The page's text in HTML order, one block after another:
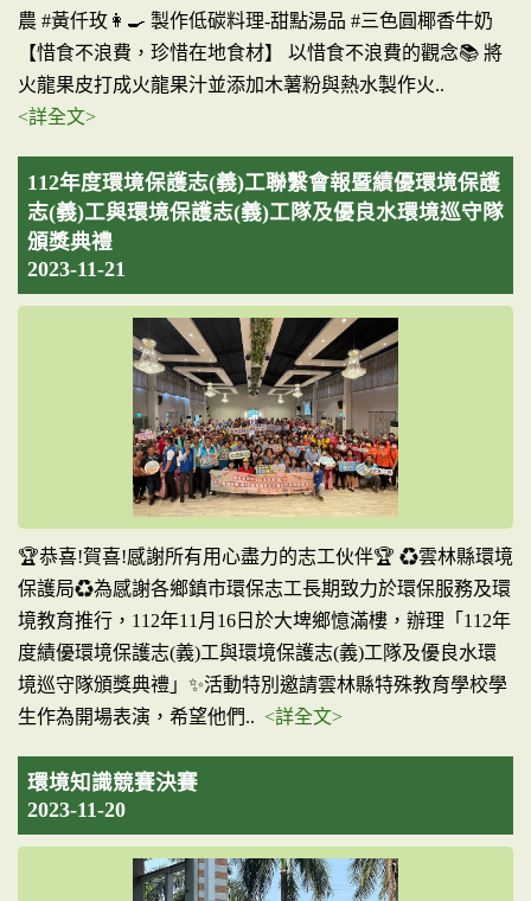
農 #黃仟玫👩‍🍳 製作低碳料理-甜點湯品 #三色圓椰香牛奶
【惜食不浪費，珍惜在地食材】 以惜食不浪費的觀念📚 將
火龍果皮打成火龍果汁並添加木薯粉與熱水製作火..
<詳全文>
112年度環境保護志(義)工聯繫會報暨績優環境保護
志(義)工與環境保護志(義)工隊及優良水環境巡守隊
頒獎典禮
2023-11-21
🏆恭喜!賀喜!感謝所有用心盡力的志工伙伴🏆 ♻雲林縣環境
保護局♻為感謝各鄉鎮市環保志工長期致力於環保服務及環
境教育推行，112年11月16日於大埤鄉憶滿樓，辦理「112年
度績優環境保護志(義)工與環境保護志(義)工隊及優良水環
境巡守隊頒獎典禮」✨活動特別邀請雲林縣特殊教育學校學
生作為開場表演，希望他們.. <詳全文>
環境知識競賽決賽
2023-11-20